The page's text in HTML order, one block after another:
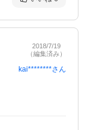
2018/7/19
（編集済み）
kai********さん